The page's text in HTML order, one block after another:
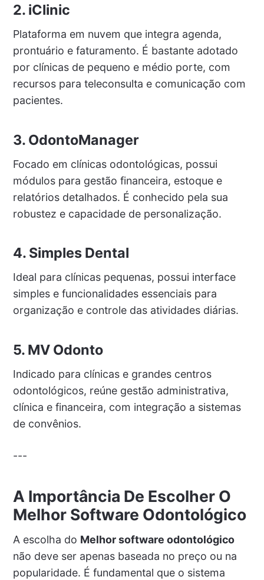
2. iClinic
Plataforma em nuvem que integra agenda,
prontuário e faturamento. É bastante adotado
por clínicas de pequeno e médio porte, com
recursos para teleconsulta e comunicação com
pacientes.
3. OdontoManager
Focado em clínicas odontológicas, possui
módulos para gestão financeira, estoque e
relatórios detalhados. É conhecido pela sua
robustez e capacidade de personalização.
4. Simples Dental
Ideal para clínicas pequenas, possui interface
simples e funcionalidades essenciais para
organização e controle das atividades diárias.
5. MV Odonto
Indicado para clínicas e grandes centros
odontológicos, reúne gestão administrativa,
clínica e financeira, com integração a sistemas
de convênios.
---
A Importância De Escolher O
Melhor Software Odontológico
A escolha do Melhor software odontológico
não deve ser apenas baseada no preço ou na
popularidade. É fundamental que o sistema